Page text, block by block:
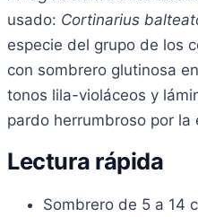
usado: Cortinarius
especie del grupo de los
con sombrero glutinosa
tonos lila-violáceos y
pardo herrumbroso por la
Lectura rápida
Sombrero de 5 a 14